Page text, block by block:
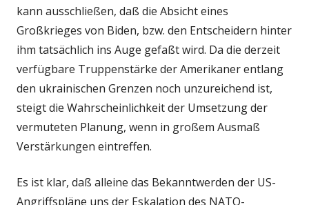
kann ausschließen, daß die Absicht eines
Großkrieges von Biden, bzw. den Entscheidern hinter
ihm tatsächlich ins Auge gefaßt wird. Da die derzeit
verfügbare Truppenstärke der Amerikaner entlang
den ukrainischen Grenzen noch unzureichend ist,
steigt die Wahrscheinlichkeit der Umsetzung der
vermuteten Planung, wenn in großem Ausmaß
Verstärkungen eintreffen.
Es ist klar, daß alleine das Bekanntwerden der US-
Angriffspläne uns der Eskalation des NATO-